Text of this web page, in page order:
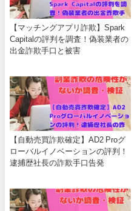
【マッチングアプリ詐欺】Spark
Capitalの評判を調査！偽装業者の
出金詐欺手口と被害
【自動売買詐欺確定】AD2 Proグ
ローバルイノベーションの評判！
逮捕歴社長の詐欺手口告発